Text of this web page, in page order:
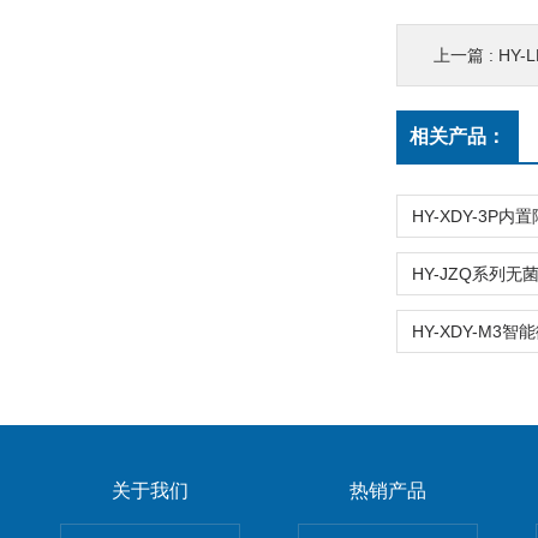
上一篇 : HY-
相关产品：
关于我们 热销产品